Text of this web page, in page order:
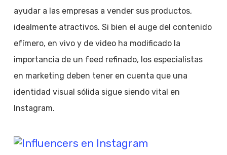
ayudar a las empresas a vender sus productos,
idealmente atractivos. Si bien el auge del contenido
efímero, en vivo y de video ha modificado la
importancia de un feed refinado, los especialistas
en marketing deben tener en cuenta que una
identidad visual sólida sigue siendo vital en
Instagram.